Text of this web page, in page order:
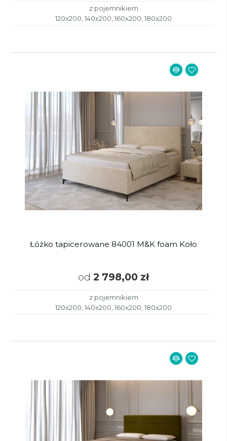
z pojemnikiem
120x200, 140x200, 160x200, 180x200
Łóżko tapicerowane 84001 M&K foam Koło
od 2 798,00 zł
z pojemnikiem
120x200, 140x200, 160x200, 180x200